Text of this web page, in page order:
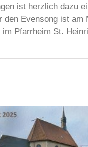
ist herzlich dazu
den Evensong ist am
im Pfarrheim St.